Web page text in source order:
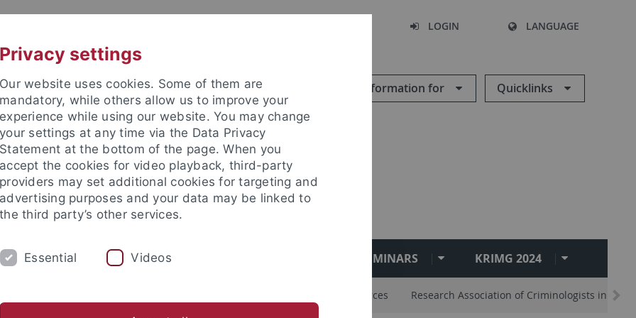
LOGIN LANGUAGE
Information for Quicklinks
STAFF RESEARCH AREAS LECTURES AND SEMINARS KRIMG 2024
Service Useful Links and Resources Research Association of Criminologists in
Privacy settings
Our website uses cookies. Some of them are
mandatory, while others allow us to improve your
experience while using our website. You may change
your settings at any time via the Data Privacy
Statement at the bottom of the page. When you
accept the cookies for video playback, third-party
providers may set additional cookies for targeting and
advertising purposes and your data may be linked to
the third party’s other services.
Essential Videos